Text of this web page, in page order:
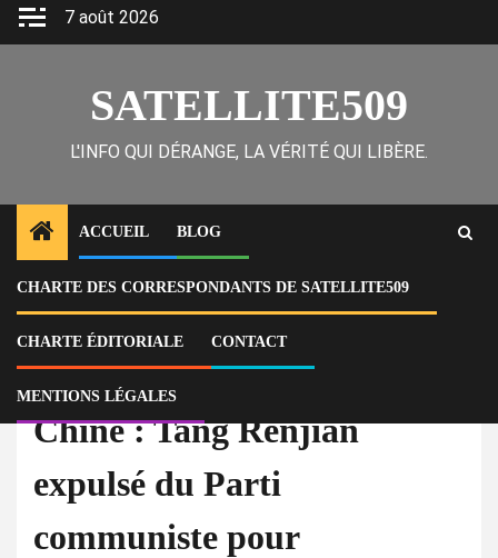
Skip
7 août 2026
SATELLITE509
L'INFO QUI DÉRANGE, LA VÉRITÉ QUI LIBÈRE.
ACCUEIL BLOG
CHARTE DES CORRESPONDANTS DE SATELLITE509
CHARTE ÉDITORIALE CONTACT
MENTIONS LÉGALES
Home
Actu
Chine : Tang Renjian expulsé du Parti communiste pour corruption
Chine : Tang Renjian
expulsé du Parti
communiste pour